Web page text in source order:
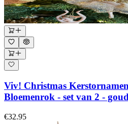
Viv! Christmas
Bloemenrok - set van 2 -
€32.95